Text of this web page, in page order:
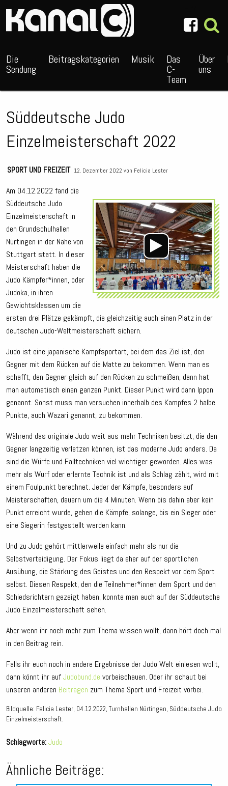
Die
Sendung
Beitragskategorien Musik Das
C-
Team
Über
uns
Süddeutsche Judo
Einzelmeisterschaft 2022
SPORT UND FREIZEIT 12. Dezember 2022 von Felicia Lester
Am 04.12.2022 fand die
Süddeutsche Judo
Einzelmeisterschaft in
den Grundschulhallen
Nürtingen in der Nähe von
Stuttgart statt. In dieser
Meisterschaft haben die
Judo Kämpfer*innen, oder
Judoka, in ihren
Gewichtsklassen um die
ersten drei Plätze gekämpft, die gleichzeitig auch einen Platz in der
deutschen Judo-Weltmeisterschaft sichern.
Judo ist eine japanische Kampfsportart, bei dem das Ziel ist, den
Gegner mit dem Rücken auf die Matte zu bekommen. Wenn man es
schafft, den Gegner gleich auf den Rücken zu schmeißen, dann hat
man automatisch einen ganzen Punkt. Dieser Punkt wird dann Ippon
genannt. Sonst muss man versuchen innerhalb des Kampfes 2 halbe
Punkte, auch Wazari genannt, zu bekommen.
Während das originale Judo weit aus mehr Techniken besitzt, die den
Gegner langzeitig verletzen können, ist das moderne Judo anders. Da
sind die Würfe und Falltechniken viel wichtiger geworden. Alles was
mehr als Wurf oder erlernte Technik ist und als Schlag zählt, wird mit
einem Foulpunkt berechnet. Jeder der Kämpfe, besonders auf
Meisterschaften, dauern um die 4 Minuten. Wenn bis dahin aber kein
Punkt erreicht wurde, gehen die Kämpfe, solange, bis ein Sieger oder
eine Siegerin festgestellt werden kann.
Und zu Judo gehört mittlerweile einfach mehr als nur die
Selbstverteidigung. Der Fokus liegt da eher auf der sportlichen
Ausübung, die Stärkung des Geistes und den Respekt vor dem Sport
selbst. Diesen Respekt, den die Teilnehmer*innen dem Sport und den
Schiedsrichtern gezeigt haben, konnte man auch auf der Süddeutsche
Judo Einzelmeisterschaft sehen.
Aber wenn ihr noch mehr zum Thema wissen wollt, dann hört doch mal
in den Beitrag rein.
Falls ihr euch noch in andere Ergebnisse der Judo Welt einlesen wollt,
dann könnt ihr aufJudobund.de vorbeischauen. Oder ihr schaut bei
unseren anderen Beiträgen zum Thema Sport und Freizeit vorbei.
Bildquelle: Felicia Lester, 04.12.2022, Turnhallen Nürtingen, Süddeutsche Judo
Einzelmeisterschaft.
Schlagworte:Judo
Ähnliche Beiträge: